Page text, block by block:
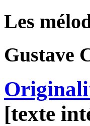
Les
Gustave
[texte